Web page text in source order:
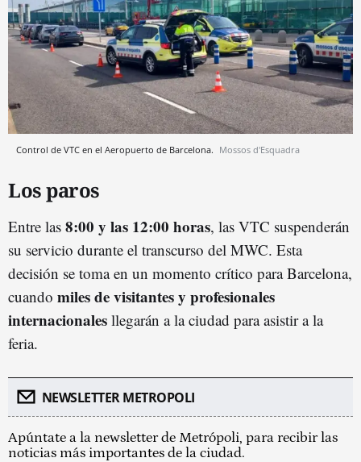
Control de VTC en el Aeropuerto de Barcelona. Mossos d'Esquadra
Los paros
Entre las 8:00 y las 12:00 horas, las VTC suspenderán
su servicio durante el transcurso del MWC. Esta
decisión se toma en un momento crítico para Barcelona,
cuando miles de visitantes y profesionales
internacionales llegarán a la ciudad para asistir a la
feria.
NEWSLETTER METROPOLI
Apúntate a la newsletter de Metrópoli, para recibir las
noticias más importantes de la ciudad.